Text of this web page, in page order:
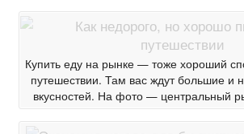
Купить еду на рынке — тоже хороший
путешествии. Там вас ждут большие и
вкусностей. На фото — центральный